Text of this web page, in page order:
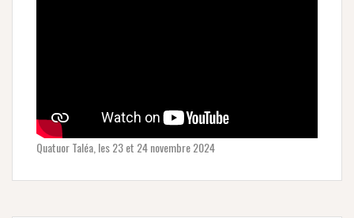
Quatuor Taléa, les 23 et 24 novembre 2024